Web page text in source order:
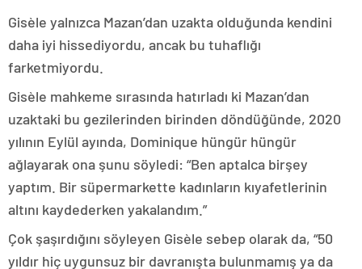
Gisèle yalnızca Mazan’dan uzakta olduğunda kendini
daha iyi hissediyordu, ancak bu tuhaflığı
farketmiyordu.
Gisèle mahkeme sırasında hatırladı ki Mazan’dan
uzaktaki bu gezilerinden birinden döndüğünde, 2020
yılının Eylül ayında, Dominique hüngür hüngür
ağlayarak ona şunu söyledi: “Ben aptalca birşey
yaptım. Bir süpermarkette kadınların kıyafetlerinin
altını kaydederken yakalandım.”
Çok şaşırdığını söyleyen Gisèle sebep olarak da, “50
yıldır hiç uygunsuz bir davranışta bulunmamış ya da